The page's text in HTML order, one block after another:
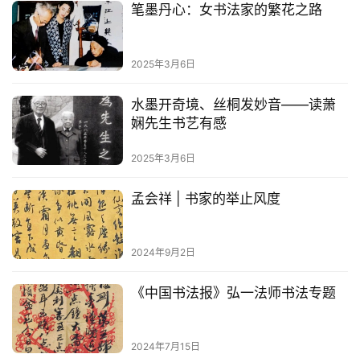
学
研
究
法
书
欣
砚
边
夜
话
美
术
笔墨丹心：女书法家的繁花之路
2025年3月6日
水墨开奇境、丝桐发妙音——读萧
娴先生书艺有感
2025年3月6日
孟会祥 | 书家的举止风度
2024年9月2日
《中国书法报》弘一法师书法专题
2024年7月15日